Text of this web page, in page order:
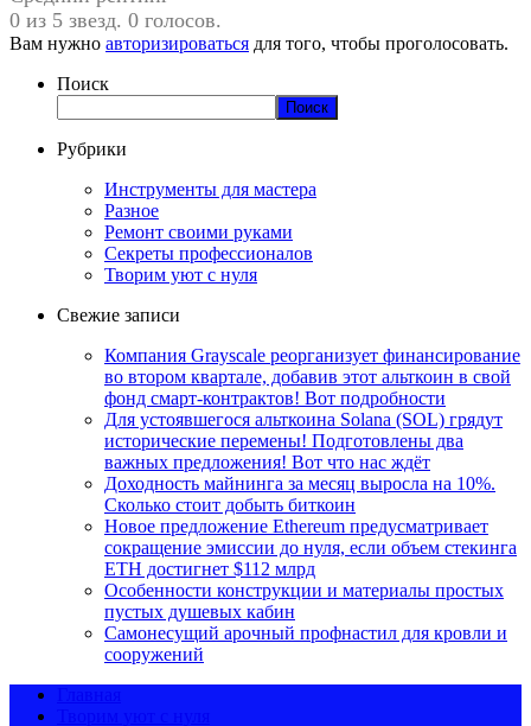
0 из 5 звезд. 0 голосов.
Вам нужно авторизироваться для того, чтобы проголосовать.
Поиск
Поиск
Рубрики
Инструменты для мастера
Разное
Ремонт своими руками
Секреты профессионалов
Творим уют с нуля
Свежие записи
Компания Grayscale реорганизует финансирование
во втором квартале, добавив этот альткоин в свой
фонд смарт-контрактов! Вот подробности
Для устоявшегося альткоина Solana (SOL) грядут
исторические перемены! Подготовлены два
важных предложения! Вот что нас ждёт
Доходность майнинга за месяц выросла на 10%.
Сколько стоит добыть биткоин
Новое предложение Ethereum предусматривает
сокращение эмиссии до нуля, если объем стекинга
ETH достигнет $112 млрд
Особенности конструкции и материалы простых
пустых душевых кабин
Самонесущий арочный профнастил для кровли и
сооружений